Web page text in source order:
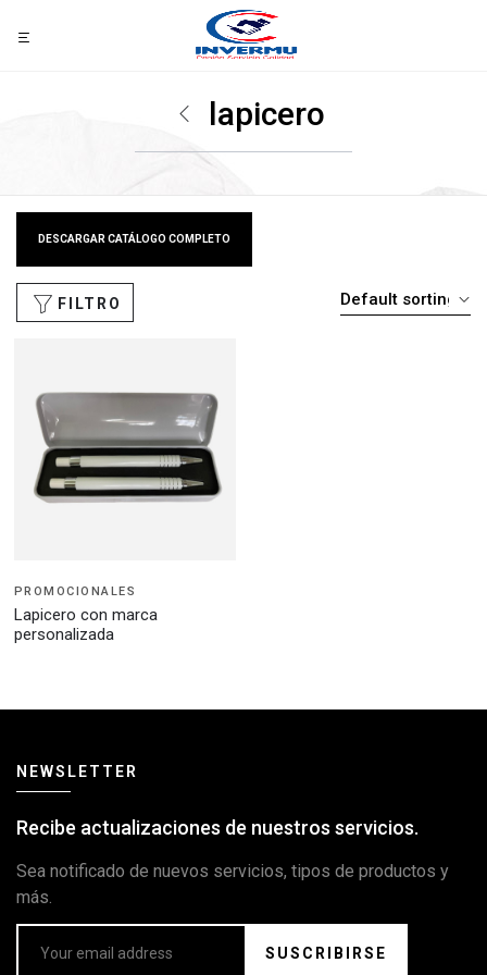
lapicero
DESCARGAR CATÁLOGO COMPLETO
FILTRO
PROMOCIONALES
Lapicero con marca
personalizada
NEWSLETTER
Recibe actualizaciones de nuestros servicios.
Sea notificado de nuevos servicios, tipos de productos y
más.
SUSCRIBIRSE